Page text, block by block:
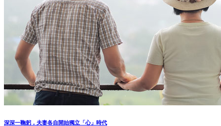
深深一鞠躬，夫妻各自開始獨立「心」時代